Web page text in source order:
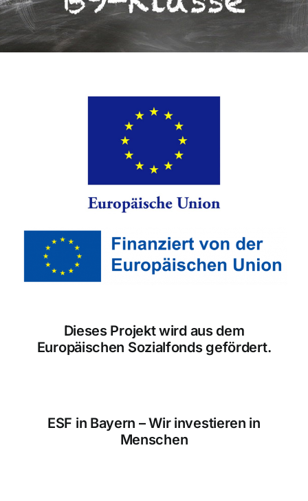
Dieses Projekt wird aus dem
Europäischen Sozialfonds gefördert.
ESF in Bayern – Wir investieren in
Menschen